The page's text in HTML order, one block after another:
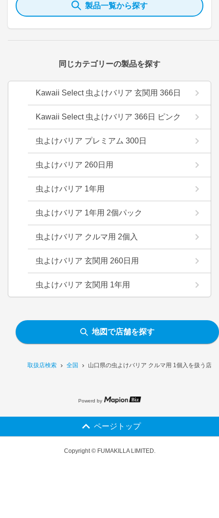
取扱店検索 全国 山口県の虫よけバリア クルマ用 1個入を扱う店舗
製品一覧から探す
同じカテゴリーの製品を探す
Kawaii Select 虫よけバリア 玄関用 366日
Kawaii Select 虫よけバリア 366日 ピンク
虫よけバリア プレミアム 300日
虫よけバリア 260日用
虫よけバリア 1年用
虫よけバリア 1年用 2個パック
虫よけバリア クルマ用 2個入
虫よけバリア 玄関用 260日用
虫よけバリア 玄関用 1年用
地図で店舗を探す
Powerd by
ページトップ
Copyright © FUMAKILLA LIMITED.